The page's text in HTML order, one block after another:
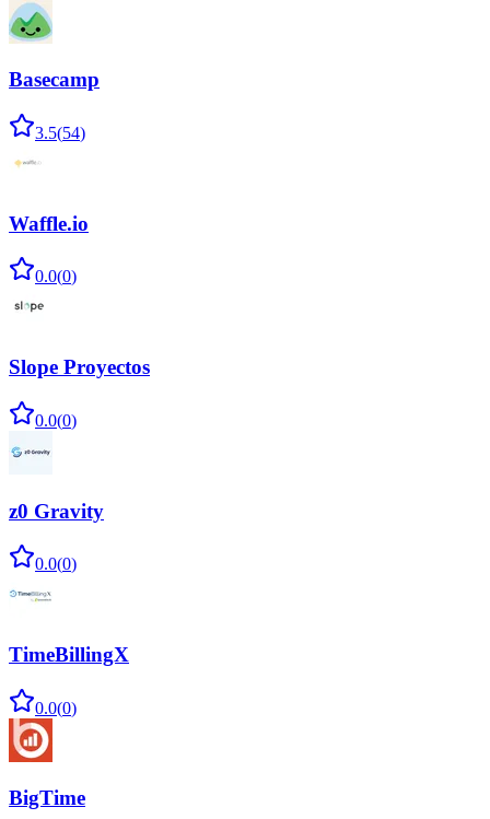
Basecamp
3.5(54)
Waffle.io
0.0(0)
Slope Proyectos
0.0(0)
z0 Gravity
0.0(0)
TimeBillingX
0.0(0)
BigTime